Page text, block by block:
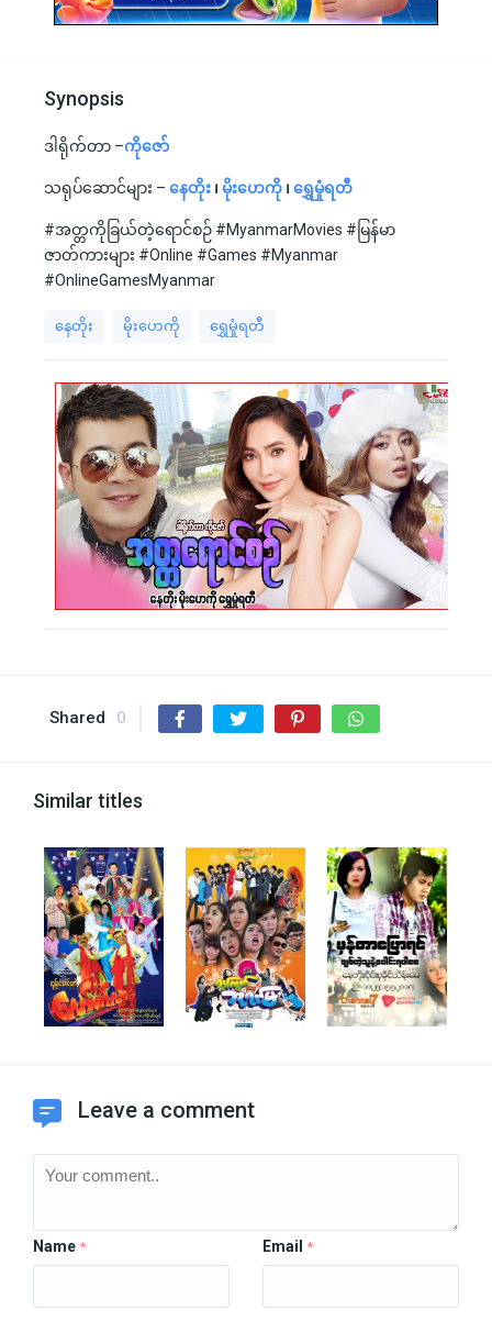
Synopsis
ဒါရိုက်တာ –ကိုဇော်
သရုပ်ဆောင်များ – နေတိုး ၊ မိုးဟေကို ၊ ရွှေမှုံရတီ
#အတ္တကိုခြယ်တဲ့ရောင်စဉ် #MyanmarMovies #မြန်မာ
ဇာတ်ကားများ #Online #Games #Myanmar
#OnlineGamesMyanmar
နေတိုး မိုးဟေကို ရွှေမှုံရတီ
Shared 0
Similar titles
Leave a comment
Name * Email *